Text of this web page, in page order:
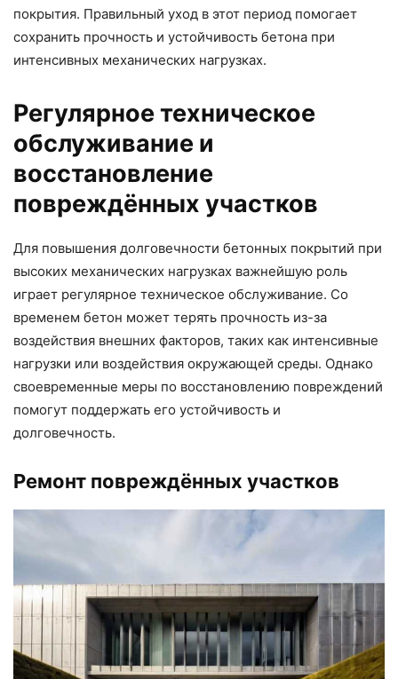
покрытия. Правильный уход в этот период помогает
сохранить прочность и устойчивость бетона при
интенсивных механических нагрузках.
Регулярное техническое
обслуживание и
восстановление
повреждённых участков
Для повышения долговечности бетонных покрытий при
высоких механических нагрузках важнейшую роль
играет регулярное техническое обслуживание. Со
временем бетон может терять прочность из-за
воздействия внешних факторов, таких как интенсивные
нагрузки или воздействия окружающей среды. Однако
своевременные меры по восстановлению повреждений
помогут поддержать его устойчивость и
долговечность.
Ремонт повреждённых участков